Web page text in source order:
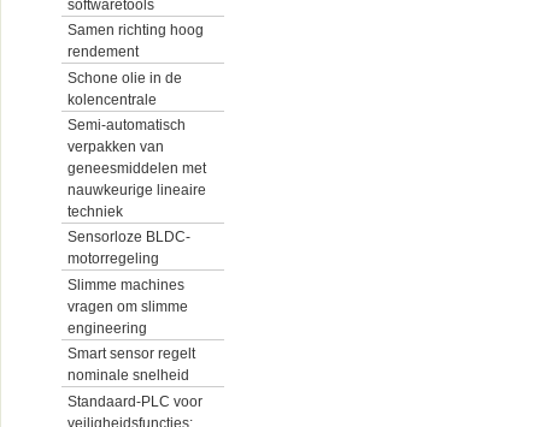
softwaretools
Samen richting hoog
rendement
Schone olie in de
kolencentrale
Semi-automatisch
verpakken van
geneesmiddelen met
nauwkeurige lineaire
techniek
Sensorloze BLDC-
motorregeling
Slimme machines
vragen om slimme
engineering
Smart sensor regelt
nominale snelheid
Standaard-PLC voor
veiligheidsfuncties: